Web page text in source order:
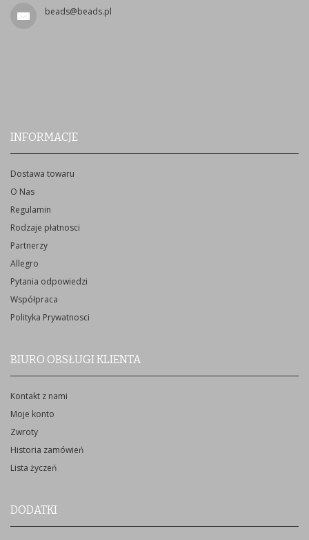
beads@beads.pl
INFORMACJE
Dostawa towaru
O Nas
Regulamin
Rodzaje płatnosci
Partnerzy
Allegro
Pytania odpowiedzi
Współpraca
Polityka Prywatnosci
BIURO OBSŁUGI KLIENTA
Kontakt z nami
Moje konto
Zwroty
Historia zamówień
Lista życzeń
DODATKI